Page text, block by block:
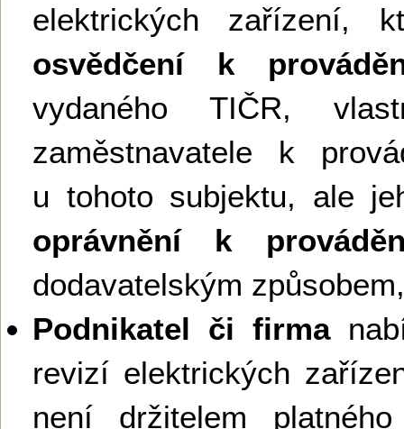
elektrických zařízení,
osvědčení k
vydaného TIČR,
zaměstnavatele k
u tohoto subjektu, ale
oprávnění k
dodavatelským
Podnikatel či firma
revizí elektrických
není držitelem